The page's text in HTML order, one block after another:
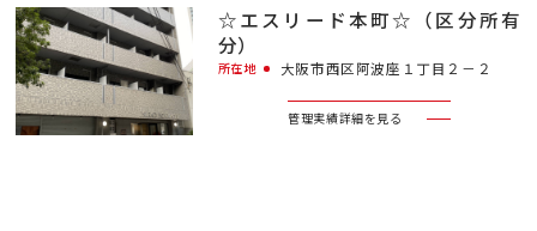
☆エスリード本町☆（区分所有
分）
所在地 大阪市西区阿波座１丁目２－２
管理実績詳細を見る